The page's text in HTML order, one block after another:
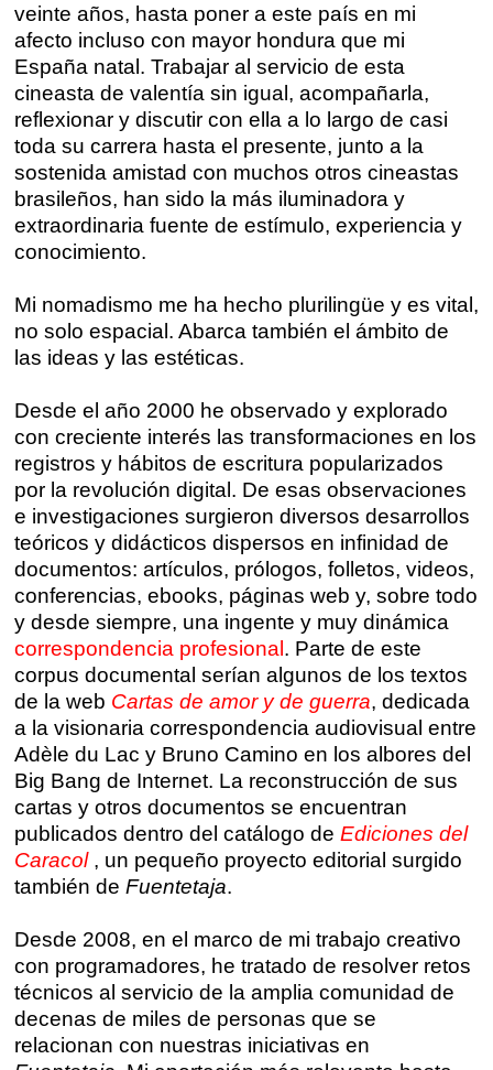
veinte años, hasta poner a este país en mi
afecto incluso con mayor hondura que mi
España natal. Trabajar al servicio de esta
cineasta de valentía sin igual, acompañarla,
reflexionar y discutir con ella a lo largo de casi
toda su carrera hasta el presente, junto a la
sostenida amistad con muchos otros cineastas
brasileños, han sido la más iluminadora y
extraordinaria fuente de estímulo, experiencia y
conocimiento.
Mi nomadismo me ha hecho plurilingüe y es vital,
no solo espacial. Abarca también el ámbito de
las ideas y las estéticas.
Desde el año 2000 he observado y explorado
con creciente interés las transformaciones en los
registros y hábitos de escritura popularizados
por la revolución digital. De esas observaciones
e investigaciones surgieron diversos desarrollos
teóricos y didácticos dispersos en infinidad de
documentos: artículos, prólogos, folletos, videos,
conferencias, ebooks, páginas web y, sobre todo
y desde siempre, una ingente y muy dinámica
correspondencia profesional. Parte de este
corpus documental serían algunos de los textos
de la web Cartas de amor y de guerra, dedicada
a la visionaria correspondencia audiovisual entre
Adèle du Lac y Bruno Camino en los albores del
Big Bang de Internet. La reconstrucción de sus
cartas y otros documentos se encuentran
publicados dentro del catálogo de Ediciones del
Caracol, un pequeño proyecto editorial surgido
también de Fuentetaja.
Desde 2008, en el marco de mi trabajo creativo
con programadores, he tratado de resolver retos
técnicos al servicio de la amplia comunidad de
decenas de miles de personas que se
relacionan con nuestras iniciativas en